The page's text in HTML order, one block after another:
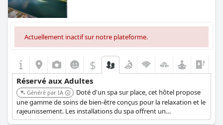
Actuellement inactif sur notre plateforme.
$
Réservé aux Adultes
Généré par IA
Doté d'un spa sur place, cet hôtel propose
une gamme de soins de bien-être conçus pour la relaxation et le
rajeunissement. Les installations du spa offrent un
environnement exclusif et tranquille, adapté aux clients adultes.